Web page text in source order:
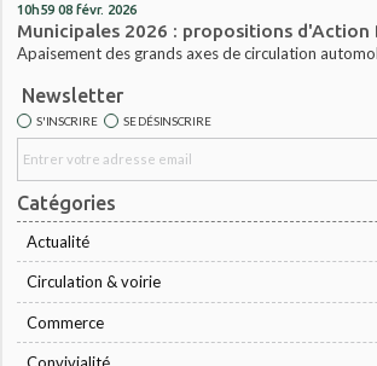
10h59 08 févr. 2026
Municipales 2026 : propositions d'Action
Apaisement des grands axes de circulation
Newsletter
S'INSCRIRE SE DÉSINSCRIRE
Catégories
Actualité
Circulation & voirie
Commerce